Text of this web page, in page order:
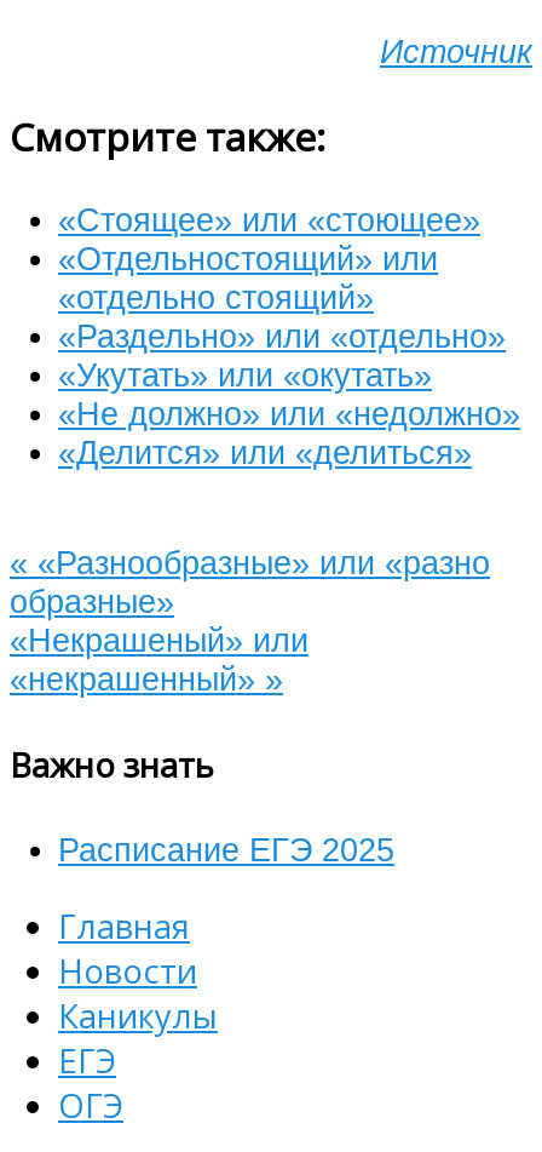
Источник
Смотрите также:
«Стоящее» или «стоющее»
«Отдельностоящий» или
«отдельно стоящий»
«Раздельно» или «отдельно»
«Укутать» или «окутать»
«Не должно» или «недолжно»
«Делится» или «делиться»
« «Разнообразные» или «разно
образные»
«Некрашеный» или
«некрашенный» »
Важно знать
Расписание ЕГЭ 2025
Главная
Новости
Каникулы
ЕГЭ
ОГЭ